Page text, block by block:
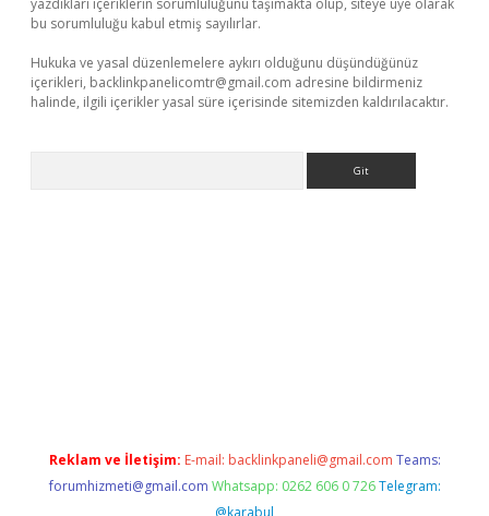
yazdıkları içeriklerin sorumluluğunu taşımakta olup, siteye üye olarak
bu sorumluluğu kabul etmiş sayılırlar.
Hukuka ve yasal düzenlemelere aykırı olduğunu düşündüğünüz
içerikleri, backlinkpanelicomtr@gmail.com adresine bildirmeniz
halinde, ilgili içerikler yasal süre içerisinde sitemizden kaldırılacaktır.
Reklam ve İletişim: E-mail: backlinkpaneli@gmail.com Teams:
forumhizmeti@gmail.com Whatsapp: 0262 606 0 726 Telegram:
@karabul